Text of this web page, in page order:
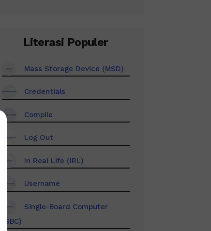
Literasi Populer
Mass Storage Device (MSD)
Credentials
Compile
Log Out
In Real Life (IRL)
Username
Single-Board Computer
(SBC)